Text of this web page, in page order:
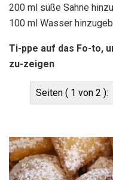
200 ml süße Sahne
100 ml Wasser
Ti-ppe auf das Fo-to,
zu-zeigen
Seiten ( 1 von 2 ):